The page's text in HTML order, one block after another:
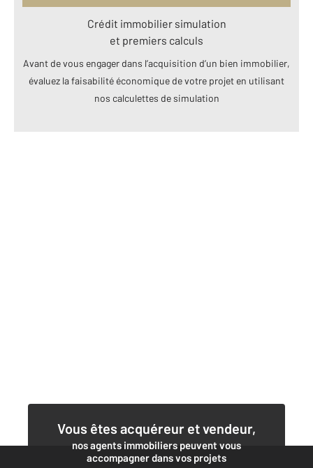
Crédit immobilier simulation
et premiers calculs
Avant de vous engager dans l’acquisition d’un bien immobilier,
évaluez la faisabilité économique de votre projet en utilisant
nos calculettes de simulation
Vous êtes acquéreur et vendeur,
nos agents immobiliers peuvent vous
accompagner dans vos projets